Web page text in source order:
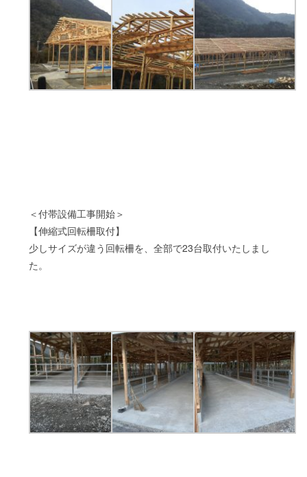
＜付帯設備工事開始＞
【伸縮式回転柵取付】
少しサイズが違う回転柵を、全部で23台取付いたしまし
た。